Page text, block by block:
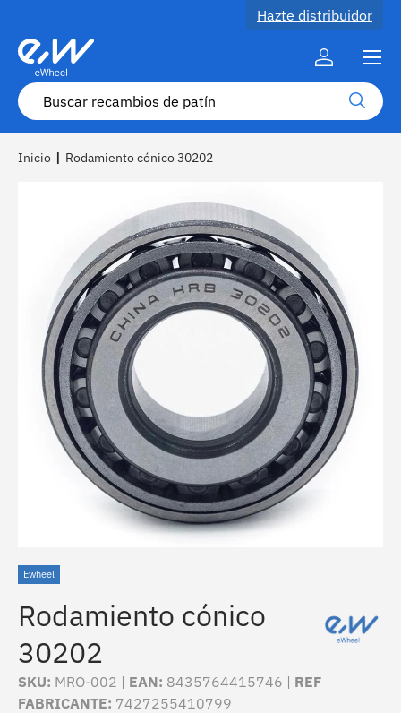
Ir al contenido
Hazte distribuidor
Buscar Buscar
Cuenta
Menú
Inicio | Rodamiento cónico 30202
Ewheel
Rodamiento cónico
30202
SKU: MRO-002 | EAN: 8435764415746 | REF
FABRICANTE: 7427255410799